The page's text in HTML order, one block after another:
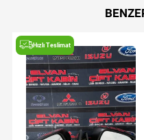
Hızlı Teslimat